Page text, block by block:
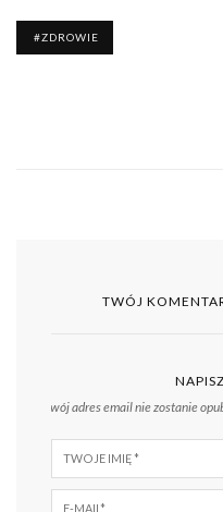
ZDROWIE
TWÓJ
Twój adres email nie zostanie